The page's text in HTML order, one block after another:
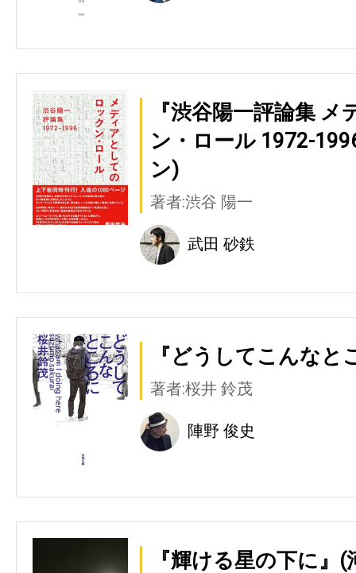
『渋谷陽一評論集
ン・ロール 1972-
ン)
著者:渋谷 陽一
武田 砂鉄
『どうしてこんなと
著者:桜井 鈴茂
陣野 俊史
『輝ける星の下に』